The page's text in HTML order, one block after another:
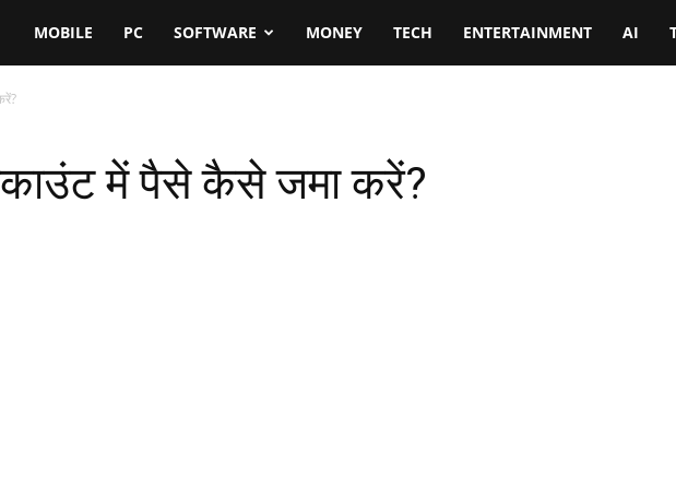
MOBILE PC SOFTWARE MONEY TECH ENTERTAINMENT AI
में पैसे कैसे जमा करें?